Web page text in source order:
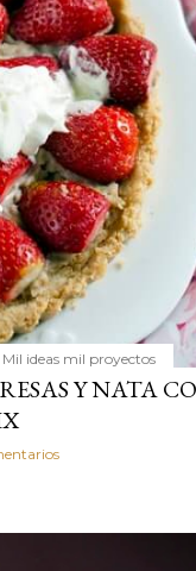
Mil ideas mil proyectos
Y NATA